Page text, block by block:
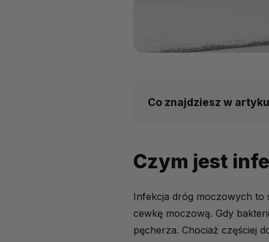
Co znajdziesz w
Czynniki ryzyka:
Szybkie naturalne
Jakie produkty
Czym jest
Infekcja dróg moczowych to
cewkę moczową. Gdy
pęcherza. Chociaż częściej